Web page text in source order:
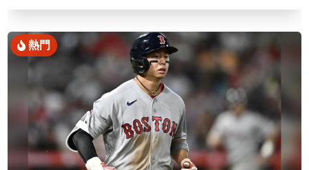
熱門